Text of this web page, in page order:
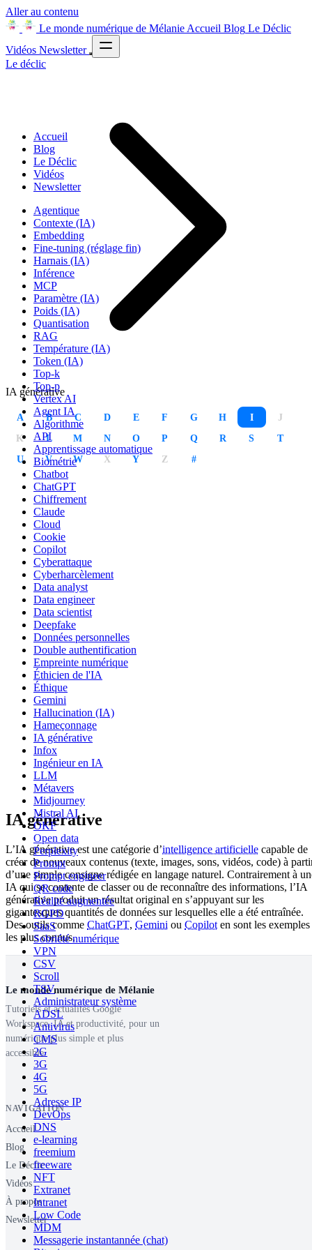
Aller au contenu
Le monde numérique de Mélanie Accueil Blog Le Déclic
Vidéos Newsletter
Accueil
Blog
Le Déclic
Vidéos
Newsletter
Agentique
Contexte (IA)
Embedding
Fine-tuning (réglage fin)
Harnais (IA)
Inférence
MCP
Paramètre (IA)
Poids (IA)
Quantisation
RAG
Température (IA)
Token (IA)
Top-k
Top-p
Vertex AI
Agent IA
Algorithme
API
Apprentissage automatique
Biométrie
Chatbot
ChatGPT
Chiffrement
Claude
Cloud
Cookie
Copilot
Cyberattaque
Cyberharcèlement
Data analyst
Data engineer
Data scientist
Deepfake
Données personnelles
Double authentification
Empreinte numérique
Éthicien de l'IA
Éthique
Gemini
Hallucination (IA)
Hameçonnage
IA générative
Infox
Ingénieur en IA
LLM
Métavers
Midjourney
Mistral AI
OKF
Open data
Perplexity
Prompt
Prompt engineer
QR code
Réalité augmentée
RGPD
SaaS
Sobriété numérique
VPN
CSV
Scroll
TSV
Administrateur système
ADSL
Antivirus
CMS
2G
3G
4G
5G
Adresse IP
DevOps
DNS
e-learning
freemium
freeware
NFT
Extranet
Intranet
Low Code
MDM
Messagerie instantannée (chat)
Le déclic
IA générative
A B C D E F G H I J
K L M N O P Q R S T
U V W X Y Z #
IA générative
L’IA générative est une catégorie d’intelligence artificielle capable de
créer de nouveaux contenus (texte, images, sons, vidéos, code) à
d’une simple consigne rédigée en langage naturel. Contrairement à
IA qui se contente de classer ou de reconnaître des informations, l’IA
générative produit un résultat original en s’appuyant sur les
gigantesques quantités de données sur lesquelles elle a été entraînée.
Des outils comme ChatGPT, Gemini ou Copilot en sont les exemples
les plus connus.
Le monde numérique de Mélanie
Tutoriels et actualités Google
Workspace, IA et productivité, pour un
numérique plus simple et plus
accessible.
NAVIGATION
Accueil
Blog
Le Déclic
Vidéos
À propos
Newsletter